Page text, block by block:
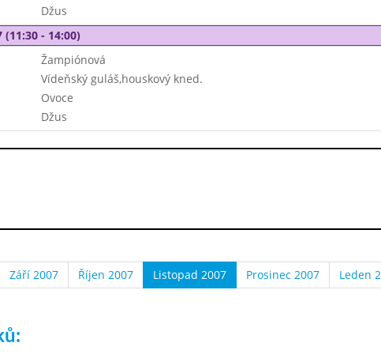
Džus
(11:30 - 14:00)
Žampiónová
Vídeňský guláš,houskový kned.
Ovoce
Džus
Září 2007 Říjen 2007 Listopad 2007 Prosinec 2007 Leden